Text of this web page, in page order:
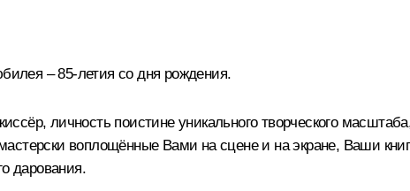
– 85-летия со дня рождения.
личность поистине уникального творческого
воплощённые Вами на сцене и на экране, Ваши
дарования.